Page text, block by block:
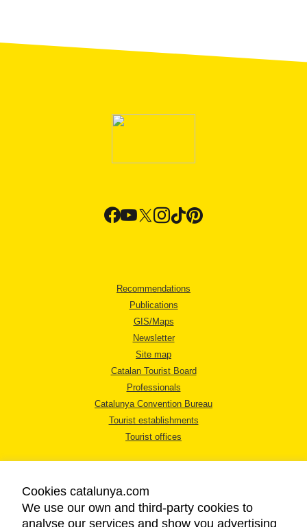
Recommendations
Publications
GIS/Maps
Newsletter
Site map
Catalan Tourist Board
Professionals
Catalunya Convention Bureau
Tourist establishments
Tourist offices
Cookies catalunya.com
We use our own and third-party cookies to
analyse our services and show you advertising